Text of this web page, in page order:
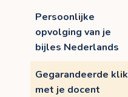
Persoonlijke
opvolging van je
bijles Nederlands
Gegarandeerde klik
met je docent